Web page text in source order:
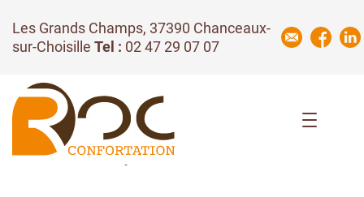
Les Grands Champs, 37390 Chanceaux-
sur-Choisille Tel : 02 47 29 07 07
Actualités | Hydrodemolition